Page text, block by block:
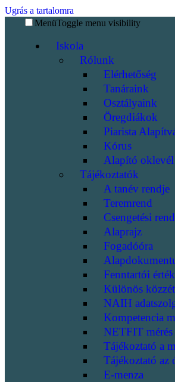
Ugrás a tartalomra
MenüToggle menu visibility
Iskola
Rólunk
Elérhetőség
Tanáraink
Osztályaink
Öregdiákok
Piarista
Kórus
Alapító oklevél
Tájékoztatók
A tanév rendje
Teremrend
Csengetési rend
Alaprajz
Fogadóóra
Fenntartói
Különös
NAIH
Kompetencia
NETFIT mérés
Tájékoztató a
Tájékoztató az
E-menza